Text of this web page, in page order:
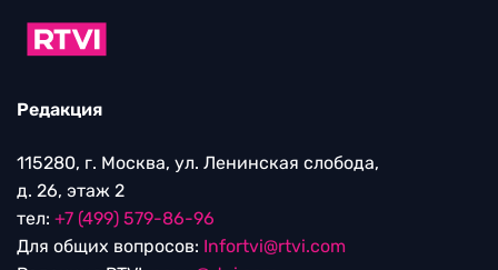
Редакция
115280, г. Москва, ул. Ленинская слобода,
д. 26, этаж 2
тел: +7 (499) 579-86-96
Для общих вопросов: Infortvi@rtvi.com